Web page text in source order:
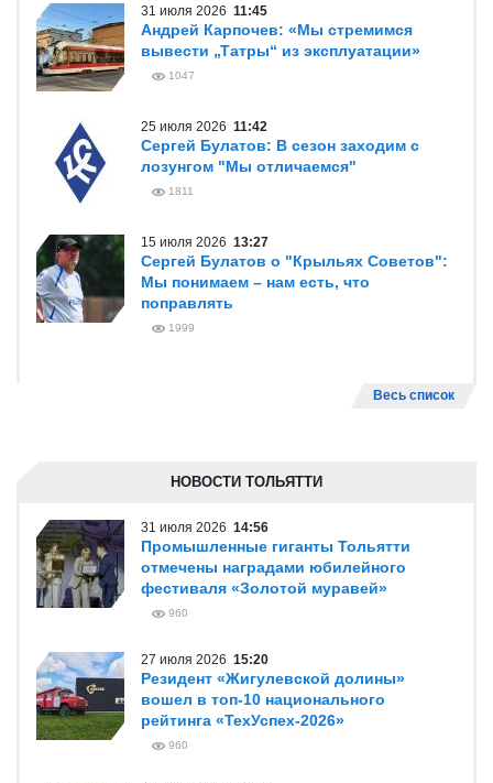
31 июля 2026 11:45
Андрей Карпочев: «Мы стремимся
вывести „Татры“ из эксплуатации»
1047
25 июля 2026 11:42
Сергей Булатов: В сезон заходим с
лозунгом "Мы отличаемся"
1811
15 июля 2026 13:27
Сергей Булатов о "Крыльях Советов":
Мы понимаем – нам есть, что
поправлять
1999
Весь список
НОВОСТИ ТОЛЬЯТТИ
31 июля 2026 14:56
Промышленные гиганты Тольятти
отмечены наградами юбилейного
фестиваля «Золотой муравей»
960
27 июля 2026 15:20
Резидент «Жигулевской долины»
вошел в топ-10 национального
рейтинга «ТехУспех-2026»
960